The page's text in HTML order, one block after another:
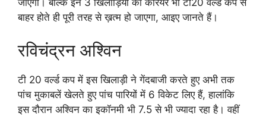
जाएगी। बल्कि इन 3 खिलाड़ियों का करियर भी टी20 वर्ल्ड कप से
बाहर होते ही पूरी तरह से ख़त्म हो जाएगा, आइए जानते हैं।
रविचंद्रन अश्विन
टी 20 वर्ल्ड कप में इस खिलाड़ी ने गेंदबाजी करते हुए अभी तक
पांच मुकाबलें खेलते हुए पांच पारियों में 6 विकेट लिए हैं, हालांकि
इस दौरान अश्विन का इकॉनमी भी 7.5 से भी ज्यादा रहा है। वहीं